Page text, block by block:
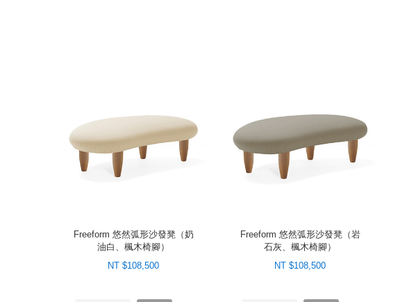
Freeform 悠然弧形沙發凳（奶
油白、楓木椅腳）
NT $108,500
Freeform 悠然弧形沙發凳（岩
石灰、楓木椅腳）
NT $108,500